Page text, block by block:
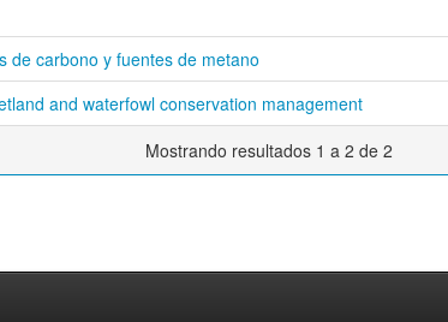
de carbono y fuentes de metano
and waterfowl conservation management
Mostrando resultados 1 a 2 de 2